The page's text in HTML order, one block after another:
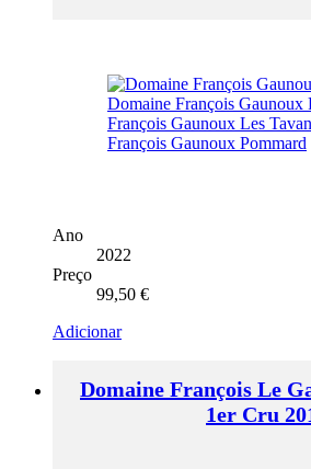
Ano
2022
Preço
99,50 €
Adicionar
Domaine François Le
1er Cru